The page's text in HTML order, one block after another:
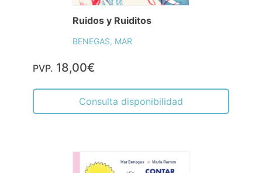
Ruidos y Ruiditos
BENEGAS, MAR
PVP. 18,00€
Consulta disponibilidad